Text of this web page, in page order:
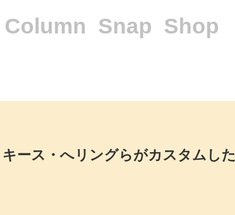
Column Snap Shop
ース・へリングらがカスタムした